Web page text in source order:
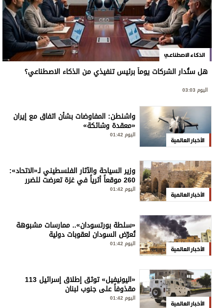
الذكاء الاصطناعي
هل ستُدار الشركات يوماً برئيس تنفيذي من الذكاء الاصطناعي؟
اليوم 03:03
الأخبار العالمية
واشنطن: المفاوضات بشأن اتفاق مع إيران
«معقدة وشائكة»
اليوم 01:42
الأخبار العالمية
وزير السياحة والآثار الفلسطيني لـ«الاتحاد»:
260 موقعاً أثرياً في غزة تعرضت للضرر
اليوم 01:42
الأخبار العالمية
«سلطة بورتسودان».. ممارسات مشبوهة
تُعرّض السودان لعقوبات دولية
اليوم 01:42
الأخبار العالمية
«اليونيفيل» توثق إطلاق إسرائيل 113
مقذوفاً على جنوب لبنان
اليوم 01:42